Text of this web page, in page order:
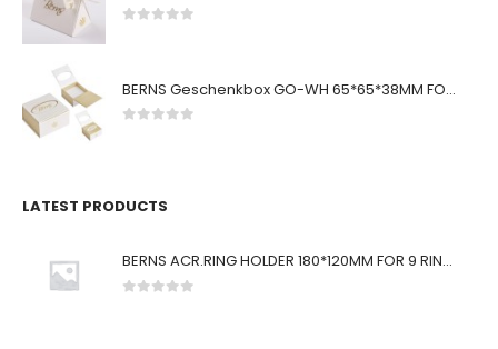
BERNS Geschenkbox GO-WH 65*65*38MM FOR SMALL SETS
LATEST PRODUCTS
BERNS ACR.RING HOLDER 180*120MM FOR 9 RINGS